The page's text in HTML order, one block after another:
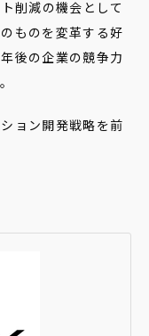
削減の機会として
ものを変革する好
後の企業の競争力
ョン開発戦略を前